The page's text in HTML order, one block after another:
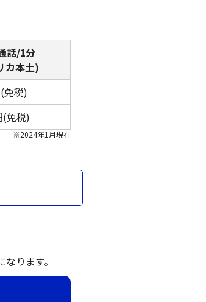
話/1分
カ本土)
免税)
(免税)
※2024年1月現在
ります。